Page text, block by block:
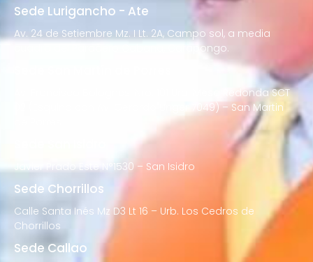
Sede Lurigancho - Ate
Av. 24 de Setiembre Mz. I Lt. 2A, Campo sol, a media
cuadra del Paradero Cabana, Carapongo.
Av. Francisco Bolognesi Nro. 101 Urb. Mesa Redonda SCT
02 (Esquina con Av. Gerardo Unger 7049) – San Martin
Javier Prado Este N°1530 – San Isidro
Sede Chorrillos
Calle Santa Inés Mz D3 Lt 16 – Urb. Los Cedros de
Chorrillos
Sede Callao